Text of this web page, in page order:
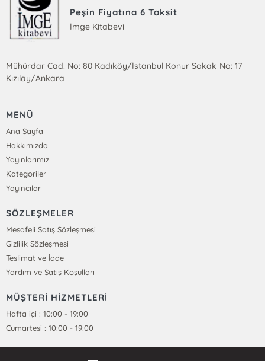
Peşin Fiyatına 6 Taksit
İmge Kitabevi
Mühürdar Cad. No: 80 Kadıköy/İstanbul Konur Sokak No: 17
Kızılay/Ankara
MENÜ
Ana Sayfa
Hakkımızda
Yayınlarımız
Kategoriler
Yayıncılar
SÖZLEŞMELER
Mesafeli Satış Sözleşmesi
Gizlilik Sözleşmesi
Teslimat ve İade
Yardım ve Satış Koşulları
MÜŞTERİ HİZMETLERİ
Hafta içi : 10:00 - 19:00
Cumartesi : 10:00 - 19:00